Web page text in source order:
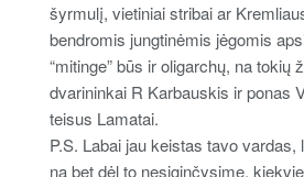
šyrmulį, vietiniai stribai ar
bendromis jungtinėmis jėgomis
“mitinge” būs ir oligarchų, na tokių
dvarininkai R Karbauskis ir ponas
teisus Lamatai.
P.S. Labai jau keistas tavo vardas,
na bet dėl to nesiginčysime,